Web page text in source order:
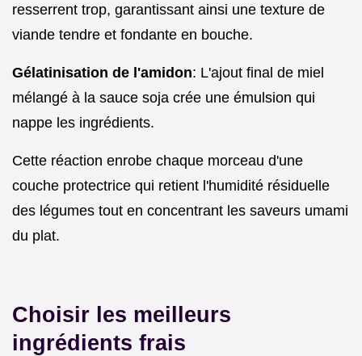
resserrent trop, garantissant ainsi une texture de
viande tendre et fondante en bouche.
Gélatinisation de l'amidon: L'ajout final de miel
mélangé à la sauce soja crée une émulsion qui
nappe les ingrédients.
Cette réaction enrobe chaque morceau d'une
couche protectrice qui retient l'humidité résiduelle
des légumes tout en concentrant les saveurs umami
du plat.
Choisir les meilleurs
ingrédients frais